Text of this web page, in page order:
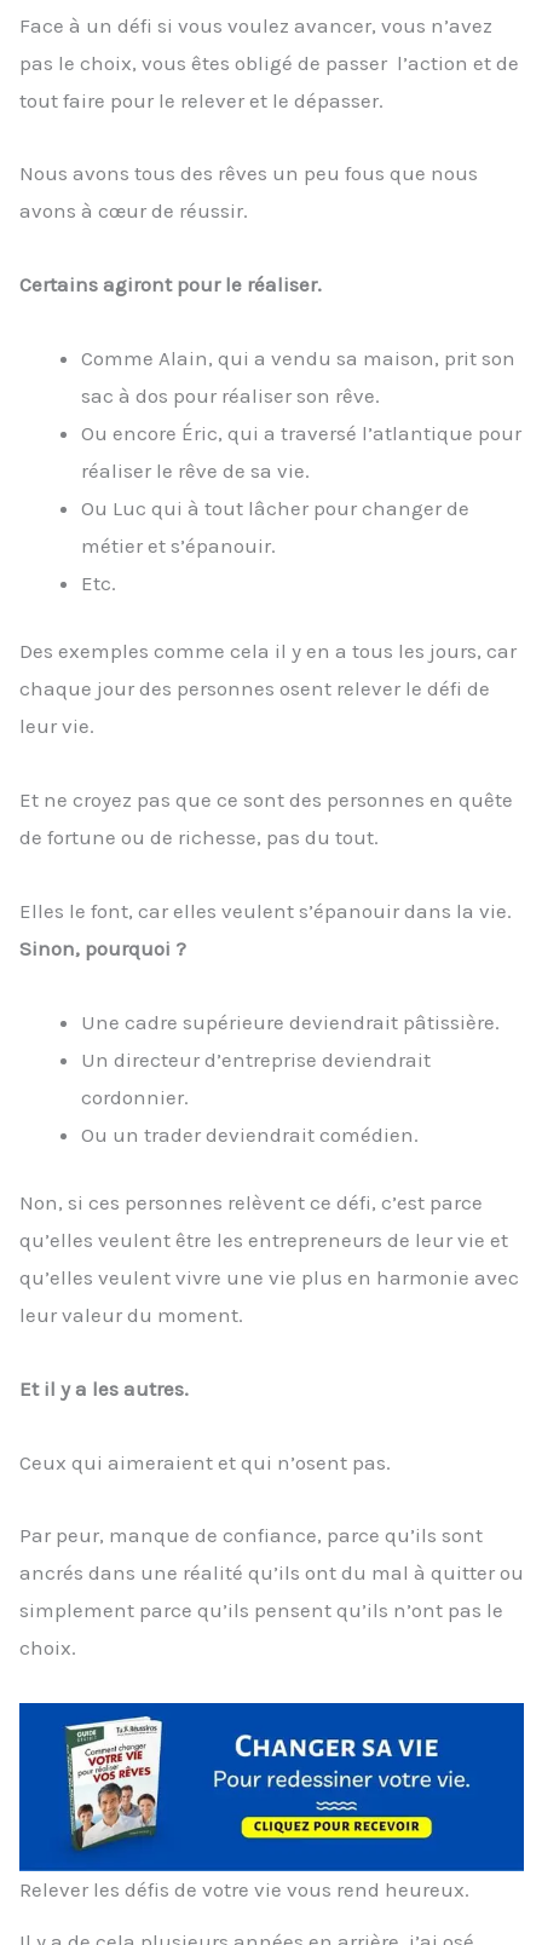
Face à un défi si vous voulez avancer, vous n’avez
pas le choix, vous êtes obligé de passer l’action et de
tout faire pour le relever et le dépasser.
Nous avons tous des rêves un peu fous que nous
avons à cœur de réussir.
Certains agiront pour le réaliser.
Comme Alain, qui a vendu sa maison, prit son
sac à dos pour réaliser son rêve.
Ou encore Éric, qui a traversé l’atlantique pour
réaliser le rêve de sa vie.
Ou Luc qui à tout lâcher pour changer de
métier et s’épanouir.
Etc.
Des exemples comme cela il y en a tous les jours, car
chaque jour des personnes osent relever le défi de
leur vie.
Et ne croyez pas que ce sont des personnes en quête
de fortune ou de richesse, pas du tout.
Elles le font, car elles veulent s’épanouir dans la vie.
Sinon, pourquoi ?
Une cadre supérieure deviendrait pâtissière.
Un directeur d’entreprise deviendrait
cordonnier.
Ou un trader deviendrait comédien.
Non, si ces personnes relèvent ce défi, c’est parce
qu’elles veulent être les entrepreneurs de leur vie et
qu’elles veulent vivre une vie plus en harmonie avec
leur valeur du moment.
Et il y a les autres.
Ceux qui aimeraient et qui n’osent pas.
Par peur, manque de confiance, parce qu’ils sont
ancrés dans une réalité qu’ils ont du mal à quitter ou
simplement parce qu’ils pensent qu’ils n’ont pas le
choix.
Relever les défis de votre vie vous rend heureux.